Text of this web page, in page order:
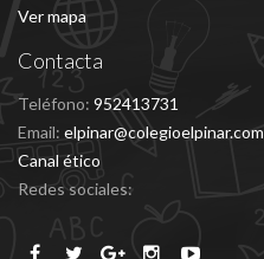
Ver mapa
Contacta
Teléfono: 952413731
Email: elpinar@colegioelpinar.com
Canal ético
Redes sociales: